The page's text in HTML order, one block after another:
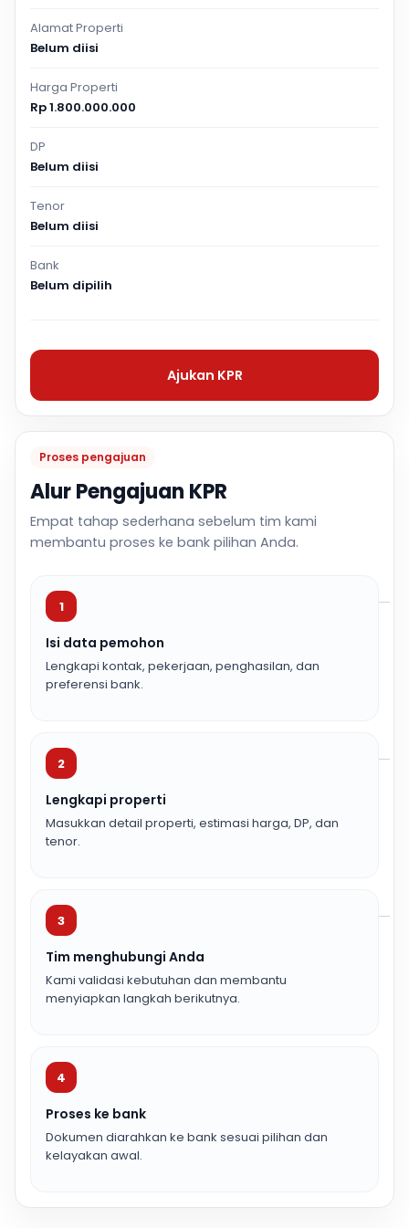
Proses pengajuan
Alur Pengajuan KPR
Empat tahap sederhana sebelum tim kami
membantu proses ke bank pilihan Anda.
1
Isi data pemohon
Lengkapi kontak, pekerjaan, penghasilan, dan
preferensi bank.
2
Lengkapi properti
Masukkan detail properti, estimasi harga, DP, dan
tenor.
3
Tim menghubungi Anda
Kami validasi kebutuhan dan membantu
menyiapkan langkah berikutnya.
4
Proses ke bank
Dokumen diarahkan ke bank sesuai pilihan dan
kelayakan awal.
Alamat Properti
Belum diisi
Harga Properti
Rp 1.800.000.000
DP
Belum diisi
Tenor
Belum diisi
Bank
Belum dipilih
Ajukan KPR